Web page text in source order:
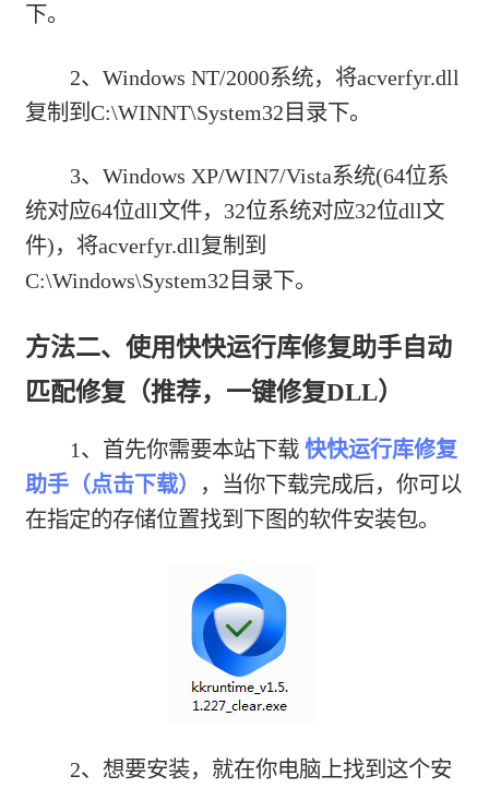
下。
2、Windows NT/2000系统，将acverfyr.dll
复制到C:\WINNT\System32目录下。
3、Windows XP/WIN7/Vista系统(64位系
统对应64位dll文件，32位系统对应32位dll文
件)，将acverfyr.dll复制到
C:\Windows\System32目录下。
方法二、使用快快运行库修复助手自动
匹配修复（推荐，一键修复DLL）
1、首先你需要本站下载 快快运行库修复
助手（点击下载）
，当你下载完成后，你可以
在指定的存储位置找到下图的软件安装包。
2、想要安装，就在你电脑上找到这个安